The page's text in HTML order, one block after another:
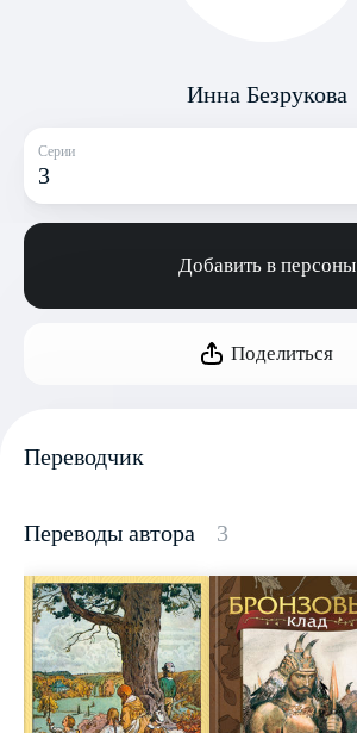
Инна Безрукова
Серии
3
Добавить в персоны
Поделиться
Переводчик
Переводы автора 3